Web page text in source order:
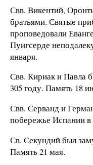
Свв. Викентий,
братьями. Святые
проповедовали
Пуигсерде
января.
Свв. Кириак и Павла
305 году. Память 18
Свв. Серванд и
побережье Испании в
Св. Секундий был
Память 21 мая.